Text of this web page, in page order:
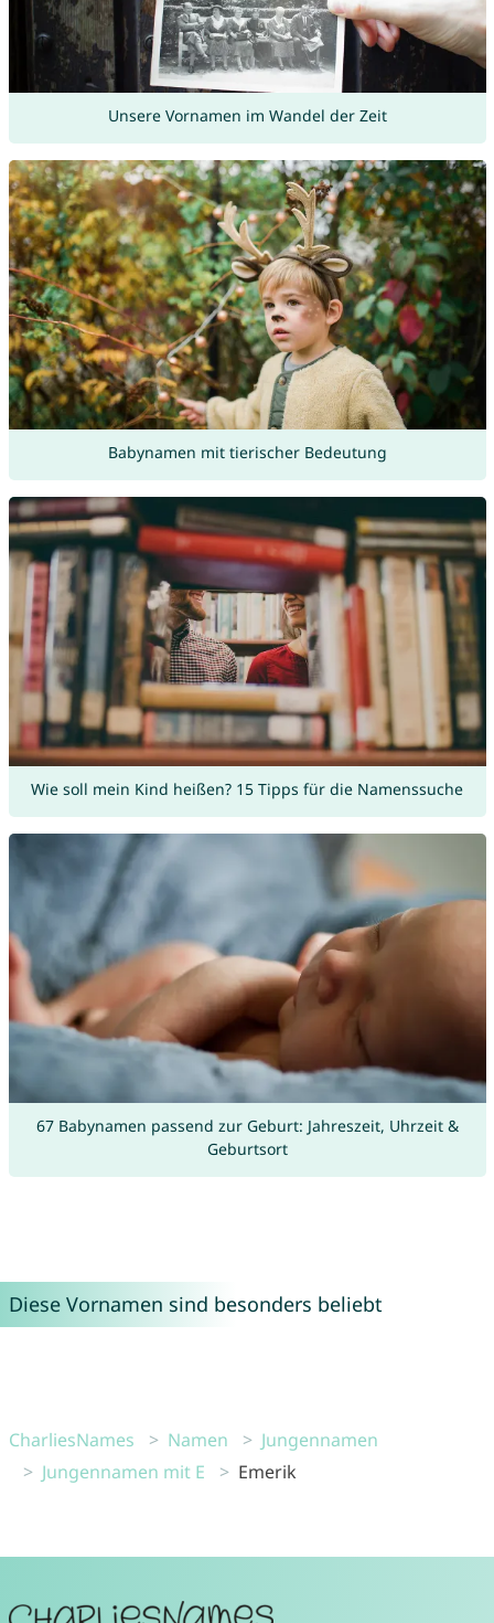
Unsere Vornamen im Wandel der Zeit
Babynamen mit tierischer Bedeutung
Wie soll mein Kind heißen? 15 Tipps für die Namenssuche
67 Babynamen passend zur Geburt: Jahreszeit, Uhrzeit &
Geburtsort
Diese Vornamen sind besonders beliebt
CharliesNames Namen
Jungennamen
Jungennamen mit E
Emerik